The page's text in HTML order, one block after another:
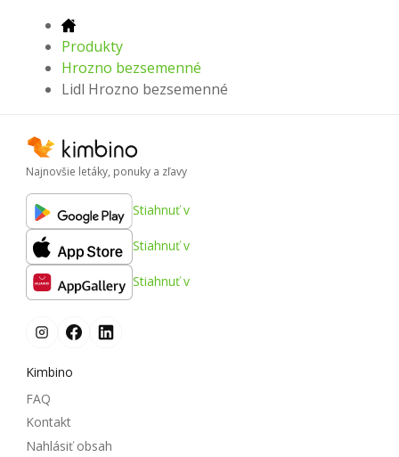
Produkty
Hrozno bezsemenné
Lidl Hrozno bezsemenné
Najnovšie letáky, ponuky a zľavy
Stiahnuť v
Stiahnuť v
Stiahnuť v
Kimbino
FAQ
Kontakt
Nahlásiť obsah